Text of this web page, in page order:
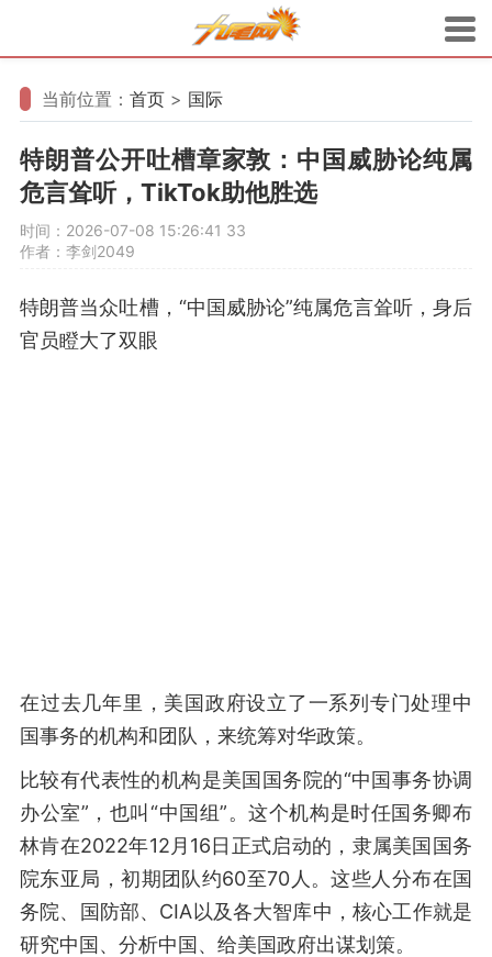
当前位置： 首页 > 国际
特朗普公开吐槽章家敦：中国威胁论纯属
危言耸听，TikTok助他胜选
时间：2026-07-08 15:26:41 33
作者：李剑2049
特朗普当众吐槽，“中国威胁论”纯属危言耸听，身后
官员瞪大了双眼
在过去几年里，美国政府设立了一系列专门处理中
国事务的机构和团队，来统筹对华政策。
比较有代表性的机构是美国国务院的“中国事务协调
办公室”，也叫“中国组”。这个机构是时任国务卿布
林肯在2022年12月16日正式启动的，隶属美国国务
院东亚局，初期团队约60至70人。这些人分布在国
务院、国防部、CIA以及各大智库中，核心工作就是
研究中国、分析中国、给美国政府出谋划策。